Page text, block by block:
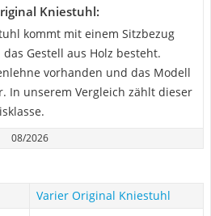
Kniestuhl:
kommt mit einem Sitzbezug
Gestell aus Holz besteht.
vorhanden und das Modell
In unserem Vergleich zählt dieser
08/2026
Varier Original Kniestuhl